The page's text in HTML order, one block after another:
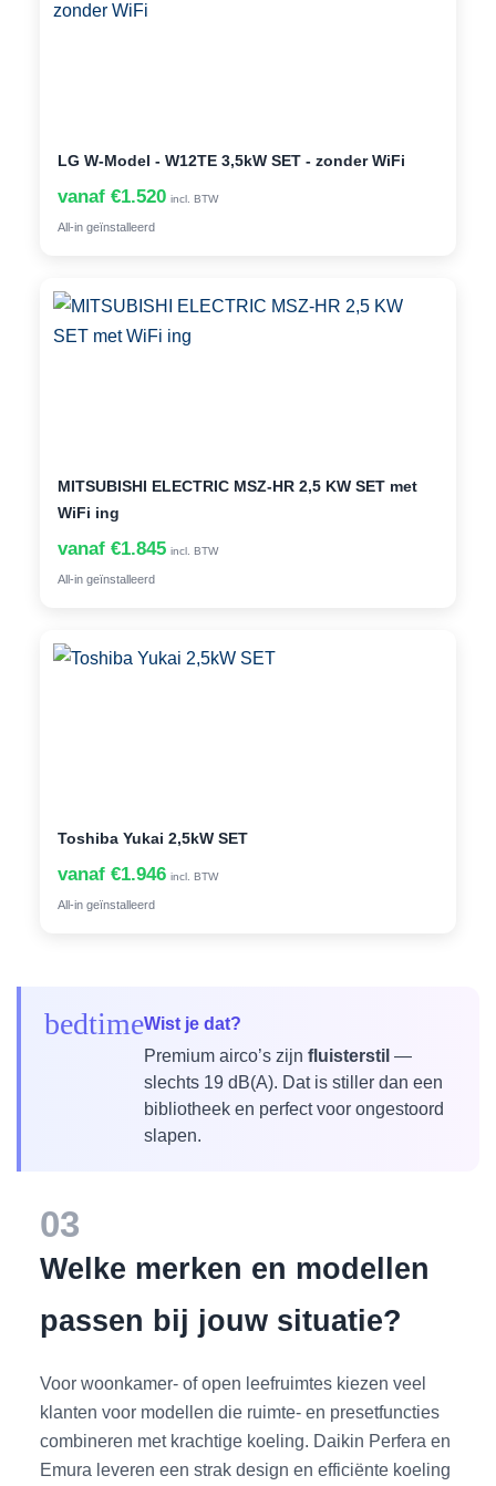
LG W-Model - W12TE 3,5kW SET - zonder WiFi
vanaf €1.520 incl. BTW
All-in geïnstalleerd
MITSUBISHI ELECTRIC MSZ-HR 2,5 KW SET met
WiFi ing
vanaf €1.845 incl. BTW
All-in geïnstalleerd
Toshiba Yukai 2,5kW SET
vanaf €1.946 incl. BTW
All-in geïnstalleerd
bedtimeWist je dat?
Premium airco’s zijnfluisterstil —
slechts 19 dB(A). Dat is stiller dan een
bibliotheek en perfect voor ongestoord
slapen.
03
Welke merken en modellen
passen bij jouw situatie?
Voor woonkamer- of open leefruimtes kiezen veel
klanten voor modellen die ruimte- en presetfuncties
combineren met krachtige koeling. Daikin Perfera en
Emura leveren een strak design en efficiënte koeling